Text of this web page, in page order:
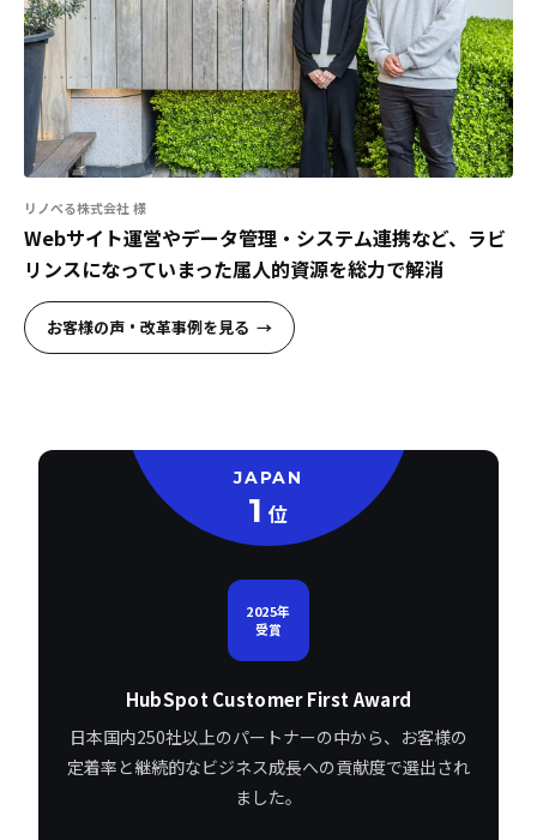
リノべる株式会社 様
Webサイト運営やデータ管理・システム連携など、ラビ
リンスになっていまった属人的資源を総力で解消
お客様の声・改革事例を見る
JAPAN
1 位
2025年
受賞
HubSpot Customer First Award
日本国内250社以上のパートナーの中から、お客様の
定着率と継続的なビジネス成長への貢献度で選出され
ました。